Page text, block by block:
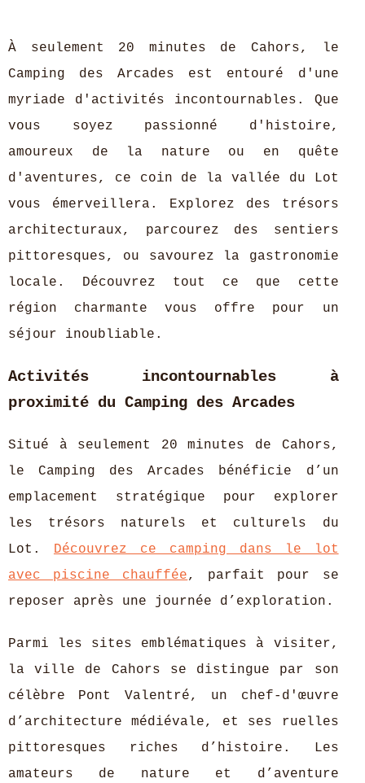
À seulement 20 minutes de Cahors, le
Camping des Arcades est entouré d'une
myriade d'activités incontournables. Que
vous soyez passionné d'histoire,
amoureux de la nature ou en quête
d'aventures, ce coin de la vallée du Lot
vous émerveillera. Explorez des trésors
architecturaux, parcourez des sentiers
pittoresques, ou savourez la gastronomie
locale. Découvrez tout ce que cette
région charmante vous offre pour un
séjour inoubliable.
Activités incontournables à
proximité du Camping des Arcades
Situé à seulement 20 minutes de Cahors,
le Camping des Arcades bénéficie d’un
emplacement stratégique pour explorer
les trésors naturels et culturels du
Lot. Découvrez ce camping dans le lot
avec piscine chauffée, parfait pour se
reposer après une journée d’exploration.
Parmi les sites emblématiques à visiter,
la ville de Cahors se distingue par son
célèbre Pont Valentré, un chef-d'œuvre
d’architecture médiévale, et ses ruelles
pittoresques riches d’histoire. Les
amateurs de nature et d’aventure